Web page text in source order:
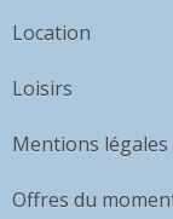
Location
Loisirs
Mentions légales
Offres du